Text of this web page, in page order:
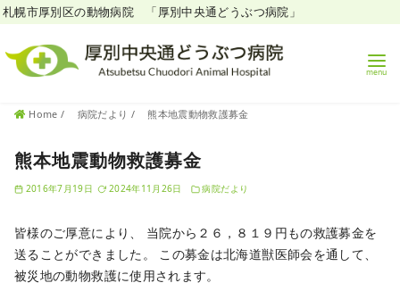
札幌市厚別区の動物病院 「厚別中央通どうぶつ病院」
Home 病院だより 熊本地震動物救護募金
熊本地震動物救護募金
2016年7月19日 2024年11月26日 病院だより
皆様のご厚意により、
当院から２６，８１９円もの救護募金を
送ることができました。
この募金は北海道獣医師会を通して、
被災地の動物救護に使用されます。